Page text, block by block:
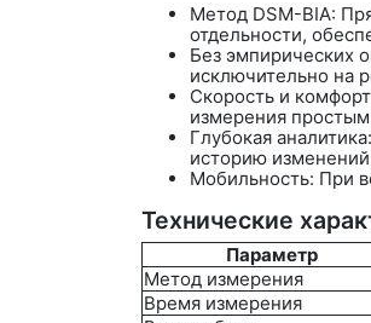
Метод DSM-BIA:
отдельности,
Без эмпирических
исключительно на
Скорость и
измерения
Глубокая
историю изменений
Мобильность: При
Технические
Параметр
Метод измерения
Время измерения